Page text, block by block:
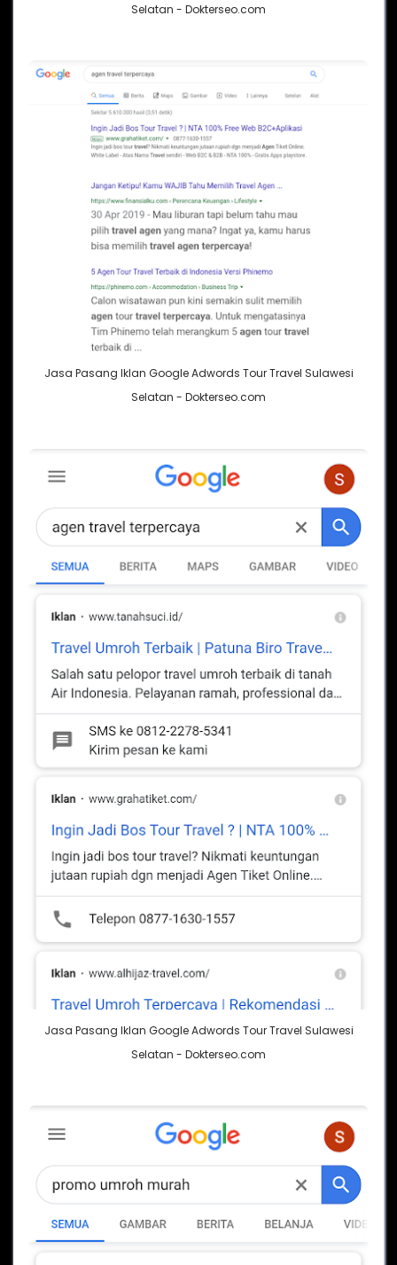
Selatan - Dokterseo.com
Jasa Pasang Iklan Google Adwords Tour Travel Sulawesi
Selatan - Dokterseo.com
Jasa Pasang Iklan Google Adwords Tour Travel Sulawesi
Selatan - Dokterseo.com